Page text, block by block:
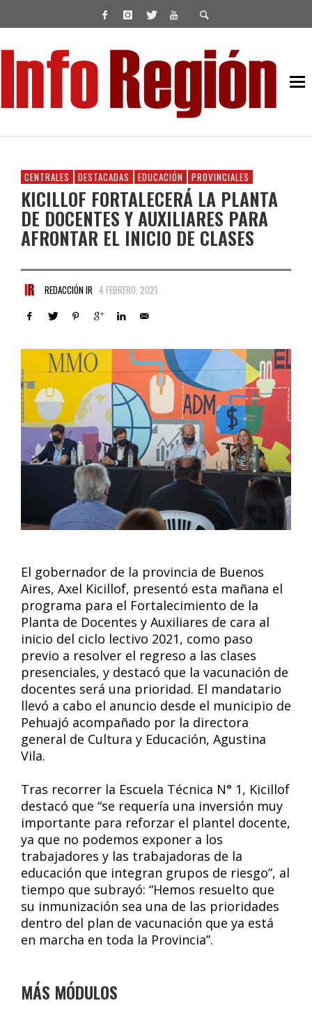
CENTRALES DESTACADAS EDUCACIÓN PROVINCIALES
KICILLOF FORTALECERÁ LA PLANTA
DE DOCENTES Y AUXILIARES PARA
AFRONTAR EL INICIO DE CLASES
REDACCIÓN IR 4 FEBRERO, 2021
El gobernador de la provincia de Buenos
Aires, Axel Kicillof, presentó esta mañana el
programa para el Fortalecimiento de la
Planta de Docentes y Auxiliares de cara al
inicio del ciclo lectivo 2021, como paso
previo a resolver el regreso a las clases
presenciales, y destacó que la vacunación de
docentes será una prioridad. El mandatario
llevó a cabo el anuncio desde el municipio de
Pehuajó acompañado por la directora
general de Cultura y Educación, Agustina
Vila.
Tras recorrer la Escuela Técnica N° 1, Kicillof
destacó que “se requería una inversión muy
importante para reforzar el plantel docente,
ya que no podemos exponer a los
trabajadores y las trabajadoras de la
educación que integran grupos de riesgo”, al
tiempo que subrayó: “Hemos resuelto que
su inmunización sea una de las prioridades
dentro del plan de vacunación que ya está
en marcha en toda la Provincia”.
MÁS MÓDULOS